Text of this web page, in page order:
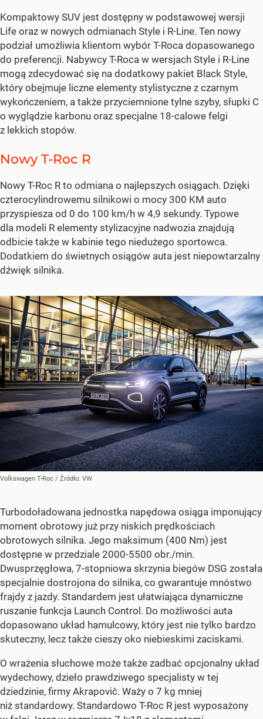
Kompaktowy SUV jest dostępny w podstawowej wersji
Life oraz w nowych odmianach Style i R-Line. Ten nowy
podział umożliwia klientom wybór T-Roca dopasowanego
do preferencji. Nabywcy T-Roca w wersjach Style i R-Line
mogą zdecydować się na dodatkowy pakiet Black Style,
który obejmuje liczne elementy stylistyczne z czarnym
wykończeniem, a także przyciemnione tylne szyby, słupki C
o wyglądzie karbonu oraz specjalne 18-calowe felgi
z lekkich stopów.
Nowy T-Roc R
Nowy T-Roc R to odmiana o najlepszych osiągach. Dzięki
czterocylindrowemu silnikowi o mocy 300 KM auto
przyspiesza od 0 do 100 km/h w 4,9 sekundy. Typowe
dla modeli R elementy stylizacyjne nadwozia znajdują
odbicie także w kabinie tego niedużego sportowca.
Dodatkiem do świetnych osiągów auta jest niepowtarzalny
dźwięk silnika.
Volkswagen T-Roc / Źródło: VW
Turbodoładowana jednostka napędowa osiąga imponujący
moment obrotowy już przy niskich prędkościach
obrotowych silnika. Jego maksimum (400 Nm) jest
dostępne w przedziale 2000-5500 obr./min.
Dwusprzęgłowa, 7-stopniowa skrzynia biegów DSG została
specjalnie dostrojona do silnika, co gwarantuje mnóstwo
frajdy z jazdy. Standardem jest ułatwiająca dynamiczne
ruszanie funkcja Launch Control. Do możliwości auta
dopasowano układ hamulcowy, który jest nie tylko bardzo
skuteczny, lecz także cieszy oko niebieskimi zaciskami.
O wrażenia słuchowe może także zadbać opcjonalny układ
wydechowy, dzieło prawdziwego specjalisty w tej
dziedzinie, firmy Akrapovič. Waży o 7 kg mniej
niż standardowy. Standardowo T-Roc R jest wyposażony